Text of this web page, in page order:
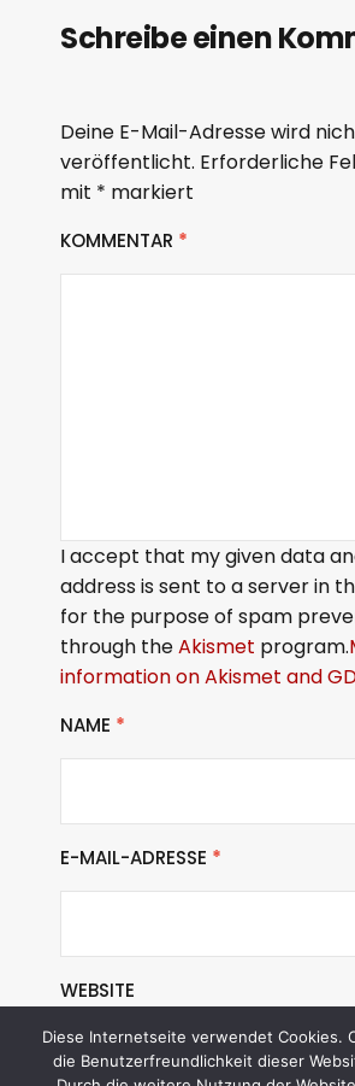
Schreibe einen
Deine E-Mail-Adresse wird
veröffentlicht. Erforderliche
mit * markiert
KOMMENTAR *
I accept that my given data
address is sent to a server in
for the purpose of spam
through theAkismet program.
information on Akismet and
NAME *
E-MAIL-ADRESSE *
WEBSITE
Diese Internetseite verwendet Cookies.
die Benutzerfreundlichkeit dieser